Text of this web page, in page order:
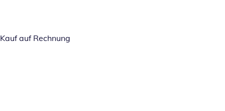
Kauf auf Rechnung